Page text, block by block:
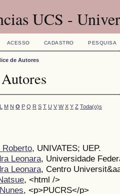
UCS -
ACESSO CADASTRO PESQUISA
de Autores
L M N O P Q R S T U V W X Y Z Toda(o)s
Roberto, UNIVATES; UEP.
Leonara, Universidade
Leonara, Centro
, <html />
, <p>PUCRS</p>